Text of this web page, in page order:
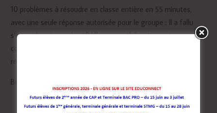
10 problèmes à résoudre en classe entière en 55 minutes,
avec une seule réponse autorisée pour le groupe : Il a fallu
s’entraider et coopérer! Réflexion mathématique et
communication ont permis de faire de ce moment une belle
réussite.
Bravo aux élèves et merci aux professeurs engagés !